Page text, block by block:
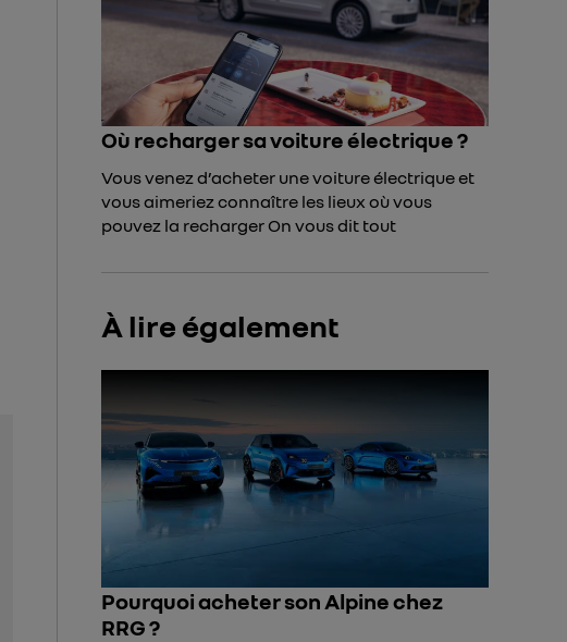
Où recharger sa voiture électrique ?
Vous venez d’acheter une voiture électrique et
vous aimeriez connaître les lieux où vous
pouvez la recharger On vous dit tout
À lire également
Pourquoi acheter son Alpine chez
RRG ?